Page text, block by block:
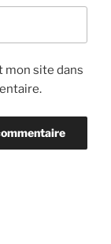
mon site dans